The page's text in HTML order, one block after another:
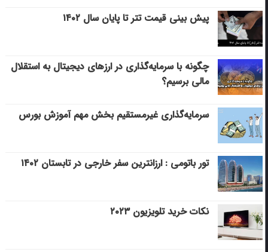
پیش بینی قیمت تتر تا پایان سال ۱۴۰۲
چگونه با سرمایه‌گذاری در ارزهای دیجیتال به استقلال
مالی برسیم؟
سرمایه‌گذاری غیرمستقیم بخش مهم آموزش بورس
تور باتومی : ارزانترین سفر خارجی در تابستان ۱۴۰۲
نکات خرید تلویزیون ۲۰۲۳